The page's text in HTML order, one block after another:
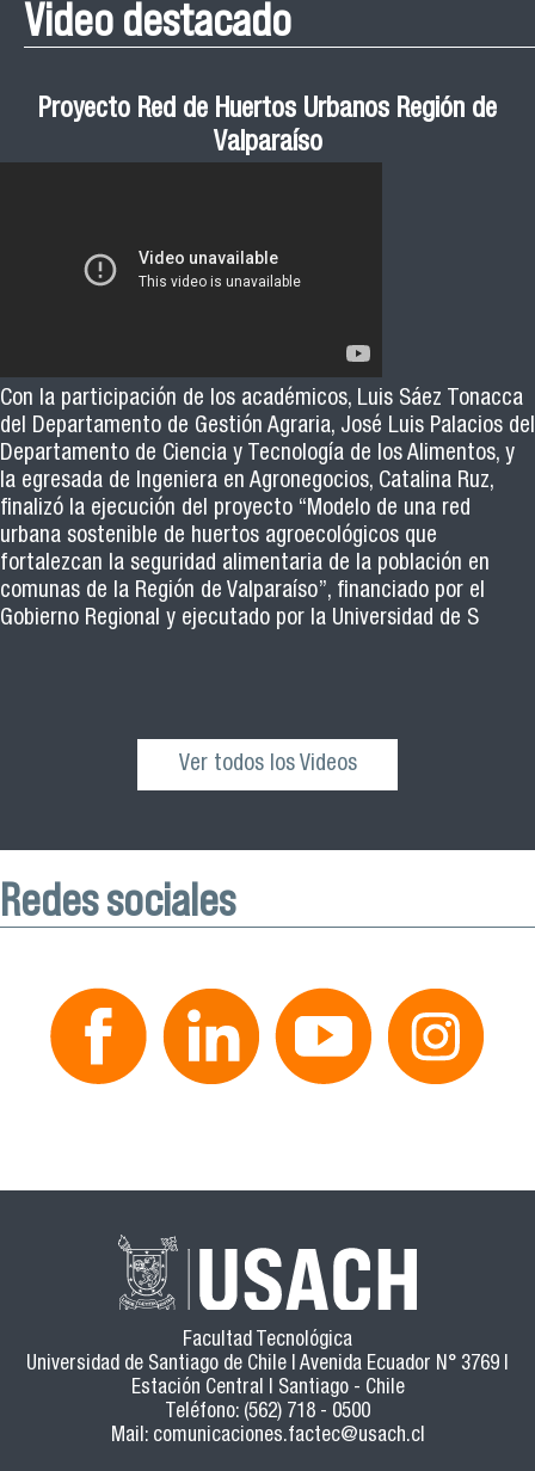
Video destacado
Proyecto Red de Huertos Urbanos Región de
Valparaíso
Con la participación de los académicos, Luis Sáez Tonacca
del Departamento de Gestión Agraria, José Luis Palacios del
Departamento de Ciencia y Tecnología de los Alimentos, y
la egresada de Ingeniera en Agronegocios, Catalina Ruz,
finalizó la ejecución del proyecto “Modelo de una red
urbana sostenible de huertos agroecológicos que
fortalezcan la seguridad alimentaria de la población en
comunas de la Región de Valparaíso”, financiado por el
Gobierno Regional y ejecutado por la Universidad de S
Ver todos los Videos
Redes sociales
Facultad Tecnológica
Universidad de Santiago de Chile | Avenida Ecuador N° 3769 |
Estación Central | Santiago - Chile
Teléfono: (562) 718 - 0500
Mail: comunicaciones.factec@usach.cl